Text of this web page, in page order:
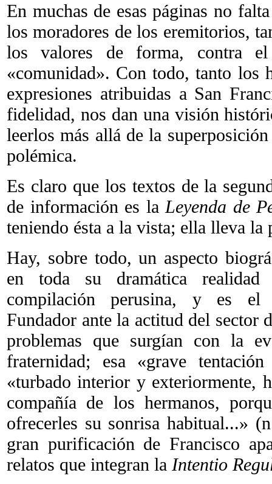
En muchas de esas páginas no
los moradores de los eremitorios,
los valores de forma, contra
«comunidad». Con todo, tanto los
expresiones atribuidas a San
fidelidad, nos dan una visión
leerlos más allá de la
polémica.
Es claro que los textos de la
de información es la Leyenda de
teniendo ésta a la vista; ella lleva la
Hay, sobre todo, un aspecto
en toda su dramática
compilación perusina, y es
Fundador ante la actitud del sector
problemas que surgían con la
fraternidad; esa «grave
«turbado interior y exteriormente,
compañía de los hermanos,
ofrecerles su sonrisa habitual...»
gran purificación de Francisco
relatos que integran la Intentio